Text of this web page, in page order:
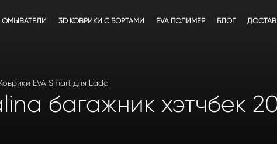
ОМЫВАТЕЛИ 3D КОВРИКИ C БОРТАМИ EVA ПОЛИМЕР БЛОГ
EVA Smart для Lada
багажник хэтчбек